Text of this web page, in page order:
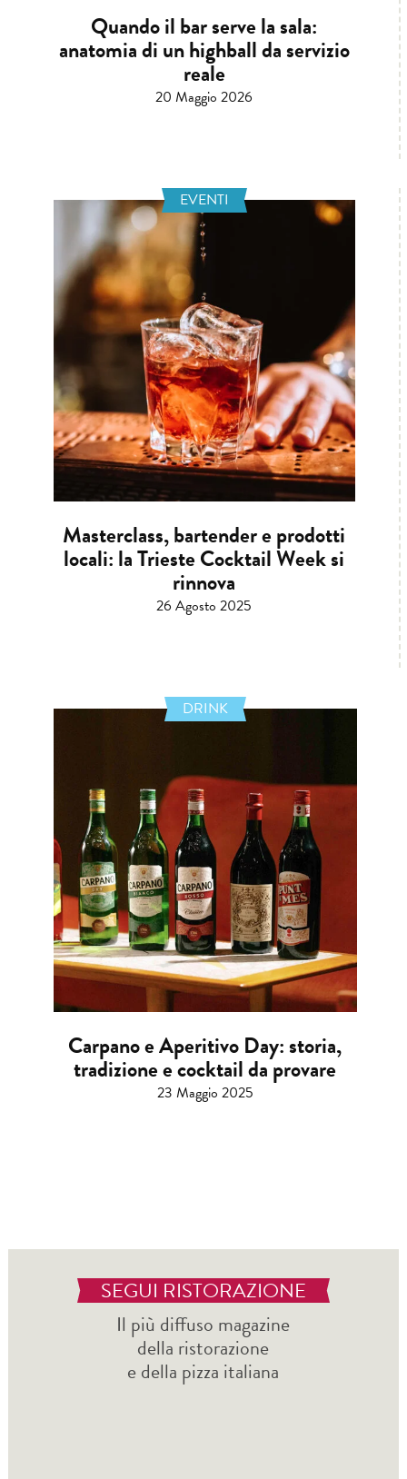
Quando il bar serve la sala:
anatomia di un highball da servizio
reale
20 Maggio 2026
EVENTI
Masterclass, bartender e prodotti
locali: la Trieste Cocktail Week si
rinnova
26 Agosto 2025
DRINK
Carpano e Aperitivo Day: storia,
tradizione e cocktail da provare
23 Maggio 2025
SEGUI RISTORAZIONE
Il più diffuso magazine
della ristorazione
e della pizza italiana